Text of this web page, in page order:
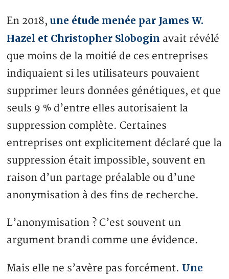
En 2018,une étude menée par James W.
Hazel et Christopher Slobogin avait révélé
que moins de la moitié de ces entreprises
indiquaient si les utilisateurs pouvaient
supprimer leurs données génétiques, et que
seuls 9 % d’entre elles autorisaient la
suppression complète. Certaines
entreprises ont explicitement déclaré que la
suppression était impossible, souvent en
raison d’un partage préalable ou d’une
anonymisation à des fins de recherche.
L’anonymisation ? C’est souvent un
argument brandi comme une évidence.
Mais elle ne s’avère pas forcément. Une